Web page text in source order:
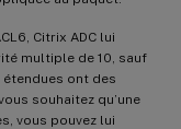
Citrix ADC lui
multiple de 10, sauf
étendues ont des
souhaitez qu’une
vous pouvez lui